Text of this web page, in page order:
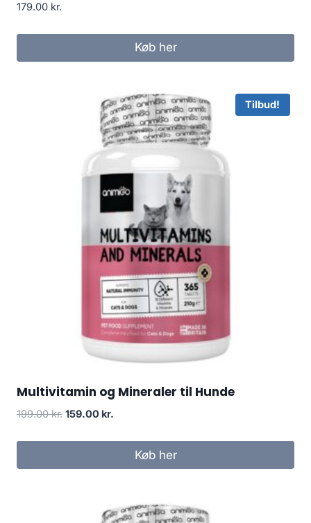
179.00 kr.
Køb her
Tilbud!
Multivitamin og Mineraler til Hunde
199.00kr. Den
pris
159.00 kr.
pris
Køb her